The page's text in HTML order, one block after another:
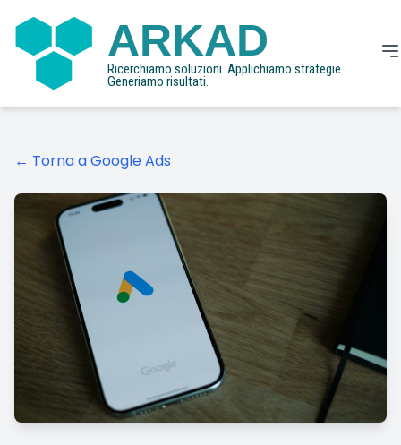
ARKAD
Ricerchiamo soluzioni. Applichiamo strategie.
Generiamo risultati.
← Torna a Google Ads